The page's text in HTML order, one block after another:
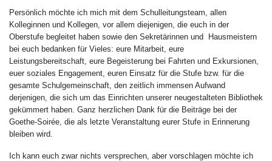
Persönlich möchte ich mich mit dem Schulleitungsteam, allen
Kolleginnen und Kollegen, vor allem diejenigen, die euch in der
Oberstufe begleitet haben sowie den Sekretärinnen und Hausmeistern
bei euch bedanken für Vieles: eure Mitarbeit, eure
Leistungsbereitschaft, eure Begeisterung bei Fahrten und Exkursionen,
euer soziales Engagement, euren Einsatz für die Stufe bzw. für die
gesamte Schulgemeinschaft, den zeitlich immensen Aufwand
derjenigen, die sich um das Einrichten unserer neugestalteten Bibliothek
gekümmert haben. Ganz herzlichen Dank für die Beiträge bei der
Goethe-Soirée, die als letzte Veranstaltung eurer Stufe in Erinnerung
bleiben wird.
Ich kann euch zwar nichts versprechen, aber vorschlagen möchte ich